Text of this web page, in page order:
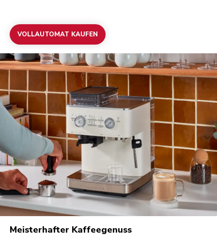
VOLLAUTOMAT KAUFEN
Meisterhafter Kaffeegenuss